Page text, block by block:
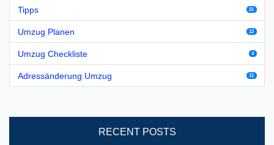
Tipps 21
Umzug Planen 12
Umzug Checkliste 4
Adressänderung Umzug 11
RECENT POSTS